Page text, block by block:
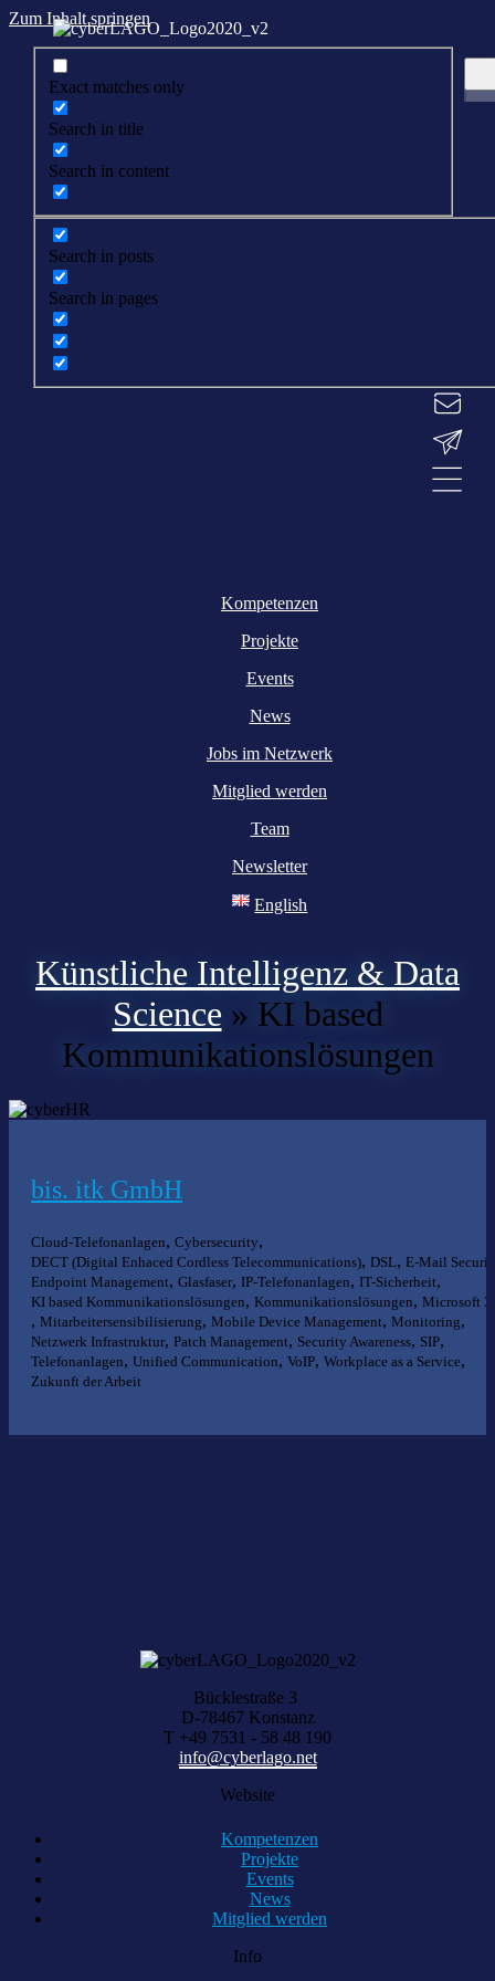
Zum Inhalt springen
Exact matches only
Search in title
Search in content
Search in posts
Search in pages
Kompetenzen
Projekte
Events
News
Jobs im Netzwerk
Mitglied werden
Team
Newsletter
English
Künstliche Intelligenz & Data
Science » KI based
Kommunikationslösungen
bis. itk GmbH
Cloud-Telefonanlagen, Cybersecurity,
DECT (Digital Enhaced Cordless Telecommunications), DSL, E-Mail
Endpoint Management, Glasfaser, IP-Telefonanlagen, IT-Sicherheit,
KI based Kommunikationslösungen, Kommunikationslösungen, Microsoft
, Mitarbeitersensibilisierung, Mobile Device Management, Monitoring,
Netzwerk Infrastruktur, Patch Management, Security Awareness, SIP,
Telefonanlagen, Unified Communication, VoIP, Workplace as a Service,
Zukunft der Arbeit
Bücklestraße 3
D-78467 Konstanz
T +49 7531 - 58 48 190
info@cyberlago.net
Website
Kompetenzen
Projekte
Events
News
Mitglied werden
Info